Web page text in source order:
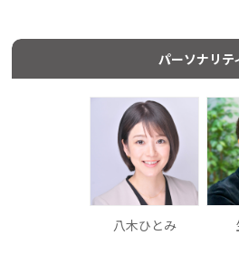
パーソナリテ
八木ひとみ